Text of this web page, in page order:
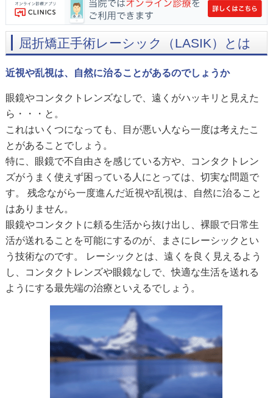
屈折矯正手術レーシック（LASIK）とは
近視や乱視は、自然に治ることがあるのでしょうか
眼鏡やコンタクトレンズなしで、遠くがハッキリと見えた
ら・・・と。
これはいくつになっても、目が悪い人なら一度は考えたこ
とがあることでしょう。
特に、眼鏡で不自由さを感じている方や、コンタクトレン
ズがうまく使えず困っている人にとっては、切実な問題で
す。 残念ながら一度進んだ近視や乱視は、自然に治ること
はありません。
眼鏡やコンタクトに頼る生活から抜け出し、裸眼で日常生
活が送れることを可能にするのが、まさにレーシックとい
う技術なのです。 レーシックとは、遠くを良く見えるよう
し、コンタクトレンズや眼鏡なしで、快適な生活を送れる
ようにする最先端の治療といえるでしょう。